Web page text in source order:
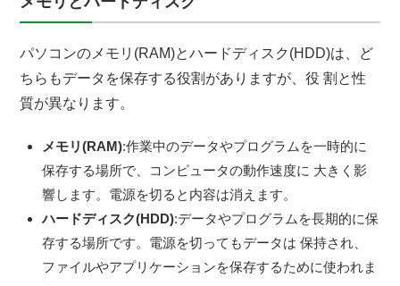
パソコンのメモリ(RAM)とハードディスク(HDD)は、ど
ちらもデータを保存する役割がありますが、役 割と性
質が異なります。
メモリ(RAM):作業中のデータやプログラムを一時的に
保存する場所で、コンピュータの動作速度に 大きく影
響します。電源を切ると内容は消えます。
ハードディスク(HDD):データやプログラムを長期的に保
存する場所です。電源を切ってもデータは 保持され、
ファイルやアプリケーションを保存するために使われま